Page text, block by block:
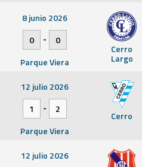
Cerro
Largo
8 junio 2026
0
-
0
Parque Viera
Cerro
12 julio 2026
1
-
2
Parque Viera
12 julio 2026